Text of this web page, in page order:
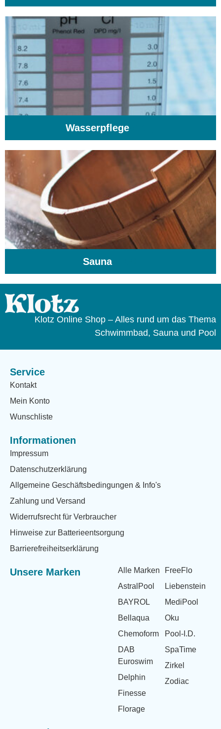
Wasserpflege
Sauna
Klotz Online Shop – Alles rund um das Thema
Schwimmbad, Sauna und Pool
Service
Kontakt
Mein Konto
Wunschliste
Informationen
Impressum
Datenschutzerklärung
Allgemeine Geschäftsbedingungen & Info's
Zahlung und Versand
Widerrufsrecht für Verbraucher
Hinweise zur Batterieentsorgung
Barrierefreiheitserklärung
Unsere Marken
Alle Marken
AstralPool
BAYROL
Bellaqua
Chemoform
DAB
Euroswim
Delphin
Finesse
Florage
FreeFlo
Liebenstein
MediPool
Oku
Pool-I.D.
SpaTime
Zirkel
Zodiac